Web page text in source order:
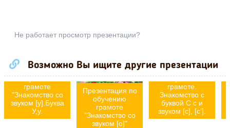
Не работает просмотр презентации?
Возможно Вы ищите другие презентации
Презентация по
обучению
грамоте
"Знакомство со
звуком [у].Буква
У,у.
Презентация по
обучению
грамоте
"Знакомство со
звуком [o]"
Обучение
грамоте.
Знакомство с
буквой С с и
звуком [с], [c’].